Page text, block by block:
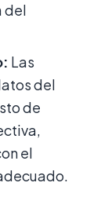
del
Las
del
de
el